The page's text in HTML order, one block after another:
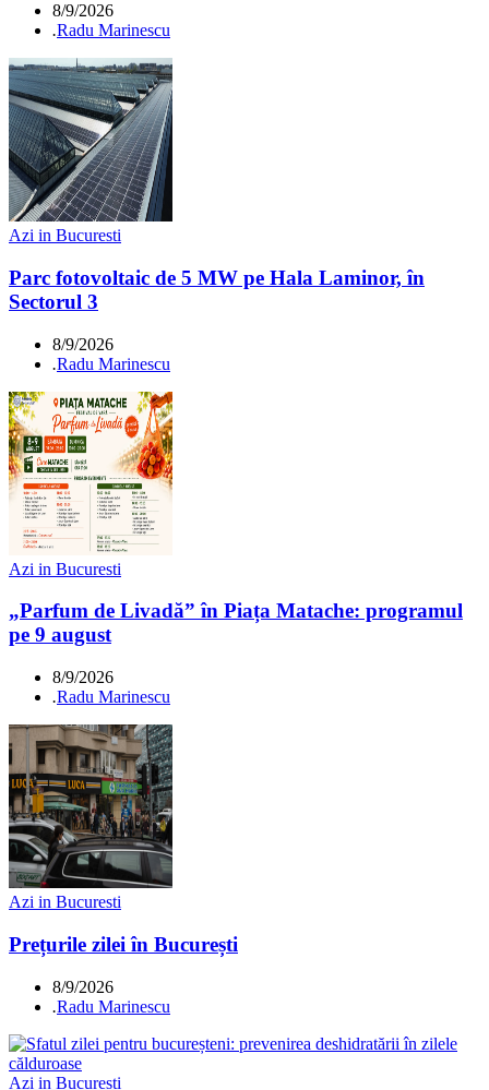
8/9/2026
.Radu Marinescu
Azi in Bucuresti
Parc fotovoltaic de 5 MW pe Hala Laminor, în
Sectorul 3
8/9/2026
.Radu Marinescu
Azi in Bucuresti
„Parfum de Livadă” în Piața Matache: programul
pe 9 august
8/9/2026
.Radu Marinescu
Azi in Bucuresti
Prețurile zilei în București
8/9/2026
.Radu Marinescu
Azi in Bucuresti